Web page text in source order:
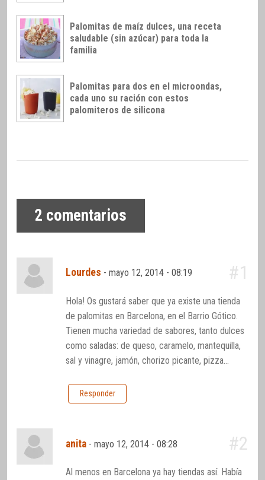
Palomitas de maíz dulces, una receta
saludable (sin azúcar) para toda la
familia
Palomitas para dos en el microondas,
cada uno su ración con estos
palomiteros de silicona
2 comentarios
Lourdes -mayo 12, 2014 - 08:19 #1
Hola! Os gustará saber que ya existe una tienda
de palomitas en Barcelona, en el Barrio Gótico.
Tienen mucha variedad de sabores, tanto dulces
como saladas: de queso, caramelo, mantequilla,
sal y vinagre, jamón, chorizo picante, pizza…
Responder
anita -mayo 12, 2014 - 08:28 #2
Al menos en Barcelona ya hay tiendas así. Había